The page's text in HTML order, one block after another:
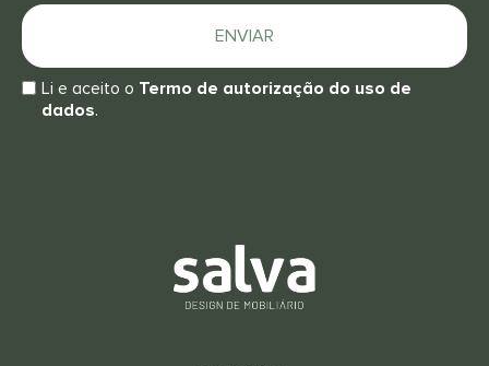
ENVIAR
Li e aceito o Termo de autorização do uso de
dados.